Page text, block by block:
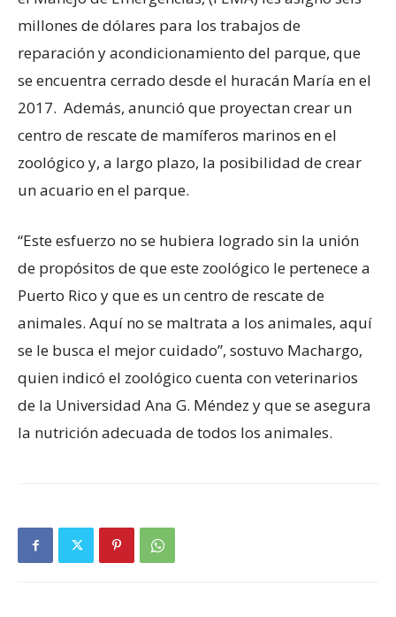
millones de dólares para los trabajos de
reparación y acondicionamiento del parque, que
se encuentra cerrado desde el huracán María en el
2017. Además, anunció que proyectan crear un
centro de rescate de mamíferos marinos en el
zoológico y, a largo plazo, la posibilidad de crear
un acuario en el parque.
“Este esfuerzo no se hubiera logrado sin la unión
de propósitos de que este zoológico le pertenece a
Puerto Rico y que es un centro de rescate de
animales. Aquí no se maltrata a los animales, aquí
se le busca el mejor cuidado”, sostuvo Machargo,
quien indicó el zoológico cuenta con veterinarios
de la Universidad Ana G. Méndez y que se asegura
la nutrición adecuada de todos los animales.